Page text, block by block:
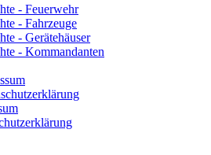
- Feuerwehr
- Fahrzeuge
- Gerätehäuser
- Kommandanten